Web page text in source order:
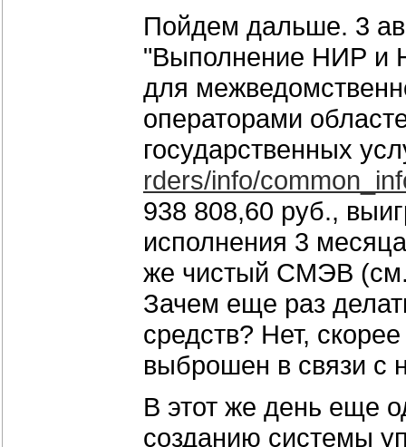
Пойдем дальше. 3
"Выполнение НИР и
для
операторами
государственных
rders/info/
938 808,60 руб.,
исполнения 3
же чистый СМЭВ (см.
Зачем еще раз
средств? Нет,
выброшен в связи с
В этот же день еще
созданию системы